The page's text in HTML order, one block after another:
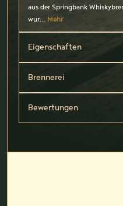
aus der Springbank
wur… Mehr
Eigenschaften
Brennerei
Bewertungen